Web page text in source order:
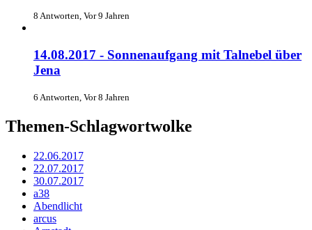
8 Antworten, Vor 9 Jahren
14.08.2017 - Sonnenaufgang mit Talnebel über
Jena
6 Antworten, Vor 8 Jahren
Themen-Schlagwortwolke
22.06.2017
22.07.2017
30.07.2017
a38
Abendlicht
arcus